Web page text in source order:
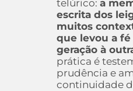
telúrico:a
escrita dos
muitos
que levou a
geração à
prática é
prudência e
continuidade